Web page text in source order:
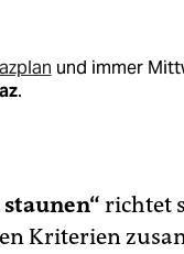
und immer
.
richtet
Kriterien